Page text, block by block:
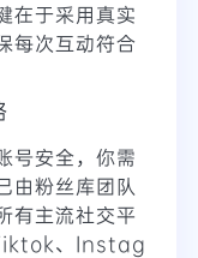
在于采用真实
每次互动符合
号安全，你需
由粉丝库团队
有主流社交平
、Instag